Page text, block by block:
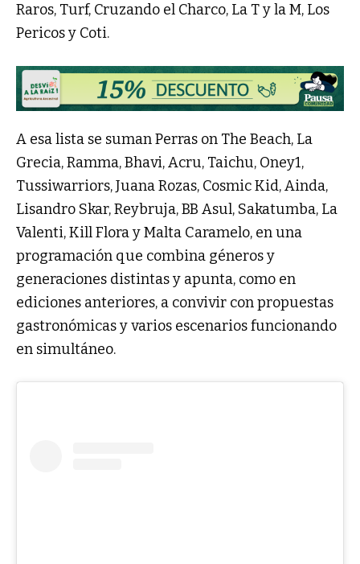
Raros, Turf, Cruzando el Charco, La T y la M, Los
Pericos y Coti.
A esa lista se suman Perras on The Beach, La
Grecia, Ramma, Bhavi, Acru, Taichu, Oney1,
Tussiwarriors, Juana Rozas, Cosmic Kid, Ainda,
Lisandro Skar, Reybruja, BB Asul, Sakatumba, La
Valenti, Kill Flora y Malta Caramelo, en una
programación que combina géneros y
generaciones distintas y apunta, como en
ediciones anteriores, a convivir con propuestas
gastronómicas y varios escenarios funcionando
en simultáneo.